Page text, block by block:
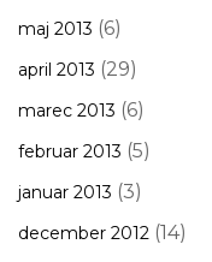
maj 2013 (6)
april 2013 (29)
marec 2013 (6)
februar 2013 (5)
januar 2013 (3)
december 2012 (14)